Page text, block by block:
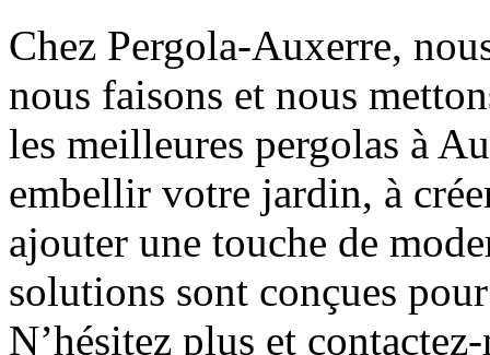
Chez Pergola-Auxerre,
nous faisons et nous
les meilleures pergolas à
embellir votre jardin, à
ajouter une touche de
solutions sont conçues
N’hésitez plus et